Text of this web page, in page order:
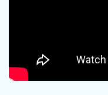
모든 기능 확인